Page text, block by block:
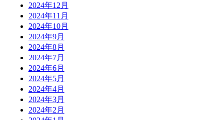
2024年12月
2024年11月
2024年10月
2024年9月
2024年8月
2024年7月
2024年6月
2024年5月
2024年4月
2024年3月
2024年2月